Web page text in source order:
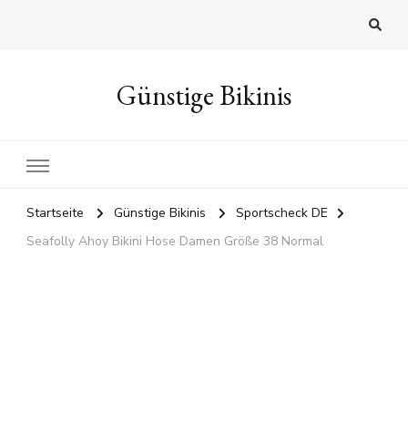
Günstige Bikinis
Startseite Günstige Bikinis
Sportscheck DE
Seafolly Ahoy Bikini Hose Damen Größe 38 Normal